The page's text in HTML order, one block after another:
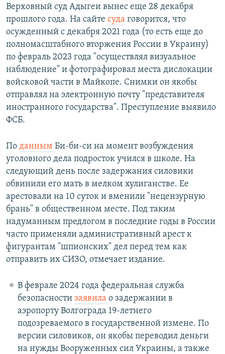
Верховный суд Адыгеи вынес еще 28 декабря
прошлого года. На сайте суда говорится, что
осужденный с декабря 2021 года (то есть еще до
полномасштабного вторжения России в Украину)
по февраль 2023 года "осуществлял визуальное
наблюдение" и фотографировал места дислокации
войсковой части в Майкопе. Снимки он якобы
отправлял на электронную почту "представителя
иностранного государства". Преступление выявило
ФСБ.
По данным Би-би-си на момент возбуждения
уголовного дела подросток учился в школе. На
следующий день после задержания силовики
обвинили его мать в мелком хулиганстве. Ее
арестовали на 10 суток и вменили "нецензурную
брань" в общественном месте. Под таким
надуманным предлогом в последние годы в России
часто применяли административный арест к
фигурантам "шпионских" дел перед тем как
отправить их СИЗО, отмечает издание.
В феврале 2024 года федеральная служба
безопасности заявила о задержании в
аэропорту Волгограда 19-летнего
подозреваемого в государственной измене. По
версии силовиков, он якобы переводил деньги
на нужды Вооруженных сил Украины, а также